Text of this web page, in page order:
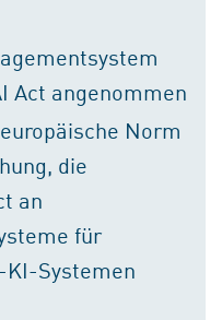
Act angenommen
Norm
die
an
für
Systemen